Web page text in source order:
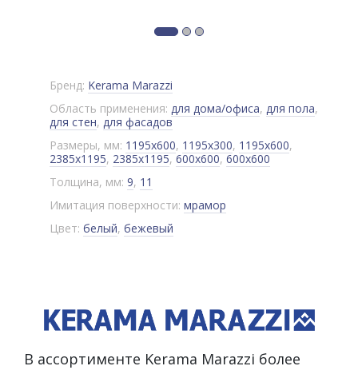
Бренд: Kerama Marazzi
Область применения: для дома/офиса, для пола,
для стен, для фасадов
Размеры, мм: 1195x600, 1195x300, 1195x600,
2385x1195, 2385x1195,600x600,600x600
Толщина, мм: 9, 11
Имитация поверхности: мрамор
Цвет: белый, бежевый
В ассортименте Kerama Marazzi более